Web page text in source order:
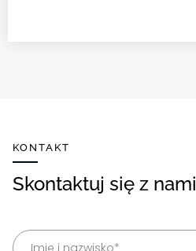
KONTAKT
Skontaktuj się z nami